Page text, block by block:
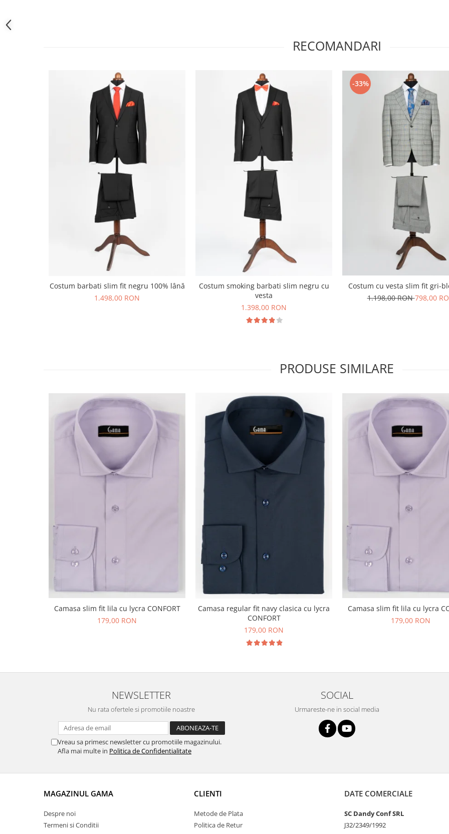
RECOMANDARI
Costum barbati slim fit negru 100% lână
1.498,00 RON
Costum smoking barbati slim negru cu
vesta
1.398,00 RON
-33%
Costum cu vesta slim fit gri-
1.198,00 RON798,00
PRODUSE SIMILARE
Camasa slim fit lila cu lycra CONFORT
179,00 RON
Camasa regular fit navy clasica cu lycra
CONFORT
179,00 RON
Camasa slim fit lila cu lycra
179,00 RON
NEWSLETTER
Nu rata ofertele si promotiile noastre
Vreau sa primesc newsletter cu promotiile magazinului.
Afla mai multe in Politica de Confidentialitate
SOCIAL
Urmareste-ne in social media
MAGAZINUL GAMA
Despre noi
Termeni si Conditii
CLIENTI
Metode de Plata
Politica de Retur
DATE COMERCIALE
SC Dandy Conf SRL
J32/2349/1992